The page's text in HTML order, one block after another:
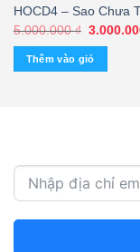
HOCD4 – Sao Chưa
Âm – Hoàng Oanh
Nimbus, Bìa Tái, Trầy)
5.000.000₫ Giá
là:
Thêm vào giỏ